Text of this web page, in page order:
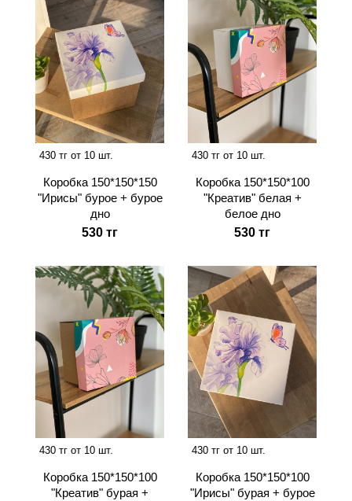
430 тг от 10 шт.
Коробка 150*150*150
"Ирисы" бурое + бурое
дно
530 тг
430 тг от 10 шт.
Коробка 150*150*100
"Креатив" белая +
белое дно
530 тг
430 тг от 10 шт.
Коробка 150*150*100
"Креатив" бурая +
430 тг от 10 шт.
Коробка 150*150*100
"Ирисы" бурая + бурое